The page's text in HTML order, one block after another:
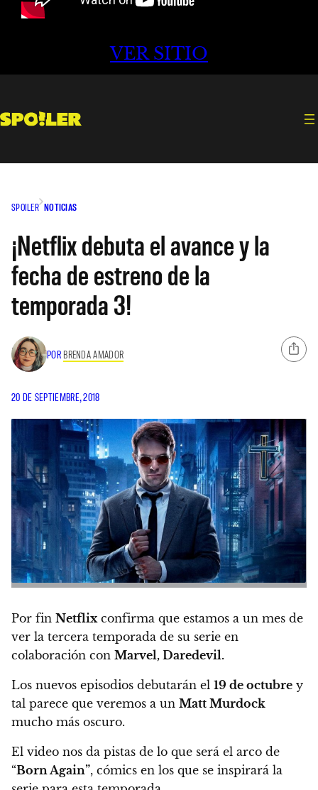
VER SITIO
SPOILER NOTICIAS
¡Netflix debuta el avance y la
fecha de estreno de la
temporada 3!
POR BRENDA AMADOR
20 DE SEPTIEMBRE, 2018
Por fin Netflixconfirma que estamos a un mes de
ver la tercera temporada de su serie en
colaboración con Marvel, Daredevil.
Los nuevos episodios debutarán el 19 de octubre y
tal parece que veremos a un Matt Murdock
mucho más oscuro.
El video nos da pistas de lo que será el arco de
“Born Again”, cómics en los que se inspirará la